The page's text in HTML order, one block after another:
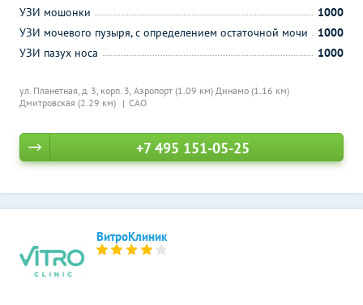
ул. Планетная, д. 3, корп. 3, Аэропорт (1.09 км) Динамо (1.16 км)
Дмитровская (2.29 км)
САО
УЗИ мошонки
1000
УЗИ мочевого пузыря, с определением остаточной мочи
1000
УЗИ пазух носа
1000
+7 495 151-05-25
ВитроКлиник